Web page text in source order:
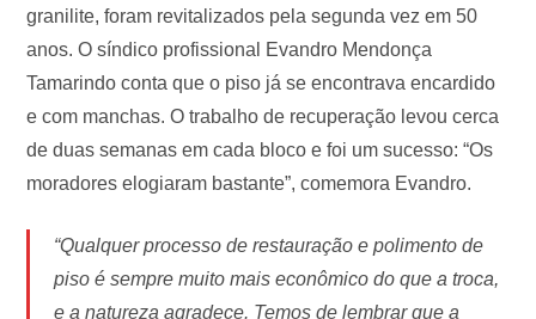
granilite, foram revitalizados pela segunda vez em 50
anos. O síndico profissional Evandro Mendonça
Tamarindo conta que o piso já se encontrava encardido
e com manchas. O trabalho de recuperação levou cerca
de duas semanas em cada bloco e foi um sucesso: “Os
moradores elogiaram bastante”, comemora Evandro.
“Qualquer processo de restauração e polimento de
piso é sempre muito mais econômico do que a troca,
e a natureza agradece. Temos de lembrar que a